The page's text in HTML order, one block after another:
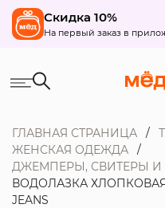
Скидка 10%
На первый заказ в
ГЛАВНАЯ СТРАНИЦА
ЖЕНСКАЯ ОДЕЖДА
ДЖЕМПЕРЫ, СВИТЕРЫ
ВОДОЛАЗКА ХЛОПКОВАЯ
JEANS